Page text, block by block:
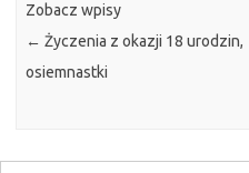
Zobacz wpisy
← Życzenia z okazji 18 urodzin,
osiemnastki